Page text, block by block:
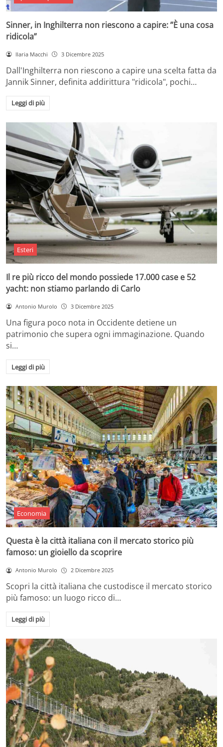
Sinner, in Inghilterra non riescono a capire: ”È una cosa
ridicola”
Ilaria Macchi 3 Dicembre 2025
Dall'Inghilterra non riescono a capire una scelta fatta da
Jannik Sinner, definita addirittura "ridicola", pochi…
Leggi di più
Esteri
Il re più ricco del mondo possiede 17.000 case e 52
yacht: non stiamo parlando di Carlo
Antonio Murolo 3 Dicembre 2025
Una figura poco nota in Occidente detiene un
patrimonio che supera ogni immaginazione. Quando
si…
Leggi di più
Economia
Questa è la città italiana con il mercato storico più
famoso: un gioiello da scoprire
Antonio Murolo 2 Dicembre 2025
Scopri la città italiana che custodisce il mercato storico
più famoso: un luogo ricco di…
Leggi di più